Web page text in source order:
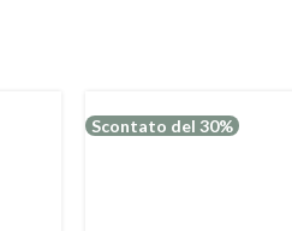
Scontato del 30%